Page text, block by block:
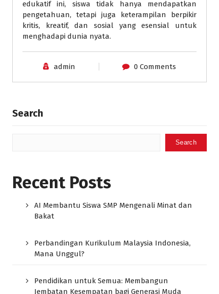
edukatif ini, siswa tidak hanya mendapatkan
pengetahuan, tetapi juga keterampilan berpikir
kritis, kreatif, dan sosial yang esensial untuk
menghadapi dunia nyata.
admin 0 Comments
Search
Search
Recent Posts
AI Membantu Siswa SMP Mengenali Minat dan
Bakat
Perbandingan Kurikulum Malaysia Indonesia,
Mana Unggul?
Pendidikan untuk Semua: Membangun
Jembatan Kesempatan bagi Generasi Muda